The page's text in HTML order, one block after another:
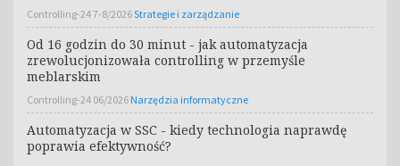
Controlling-24 7-8/2026Strategie i zarządzanie
Od 16 godzin do 30 minut - jak automatyzacja
zrewolucjonizowała controlling w przemyśle
meblarskim
Controlling-24 06/2026 Narzędzia informatyczne
Automatyzacja w SSC - kiedy technologia naprawdę
poprawia efektywność?